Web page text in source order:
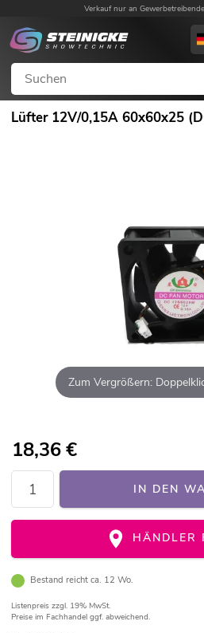
Verkauf nur an
Lüfter 12V/0,15A 60x60x25
Zum Vergrößern:
18,36€
IN DEN
HÄNDLER
Bestand reicht ca. 12 Wo.
Listenpreis zzgl. 19% MwSt.
Preise im Fachhandel ggf. abweichend.